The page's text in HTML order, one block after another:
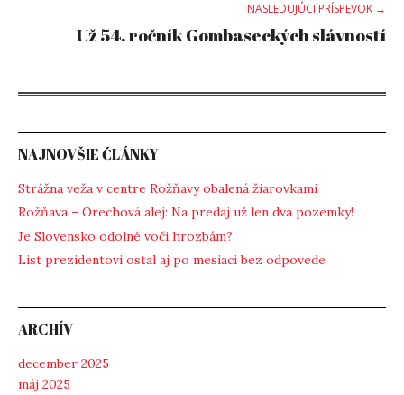
NASLEDUJÚCI PRÍSPEVOK →
Už 54. ročník Gombaseckých slávností
NAJNOVŠIE ČLÁNKY
Strážna veža v centre Rožňavy obalená žiarovkami
Rožňava – Orechová alej: Na predaj už len dva pozemky!
Je Slovensko odolné voči hrozbám?
List prezidentovi ostal aj po mesiaci bez odpovede
ARCHÍV
december 2025
máj 2025